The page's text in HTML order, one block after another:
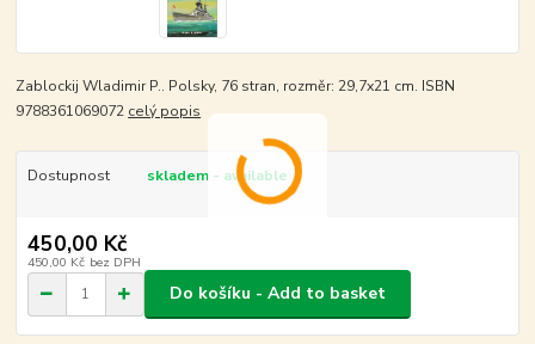
Zablockij Wladimir P.. Polsky, 76 stran, rozměr: 29,7x21 cm. ISBN
9788361069072 celý popis
Dostupnost skladem - available
450,00 Kč
450,00 Kč bez DPH
Do košíku - Add to basket